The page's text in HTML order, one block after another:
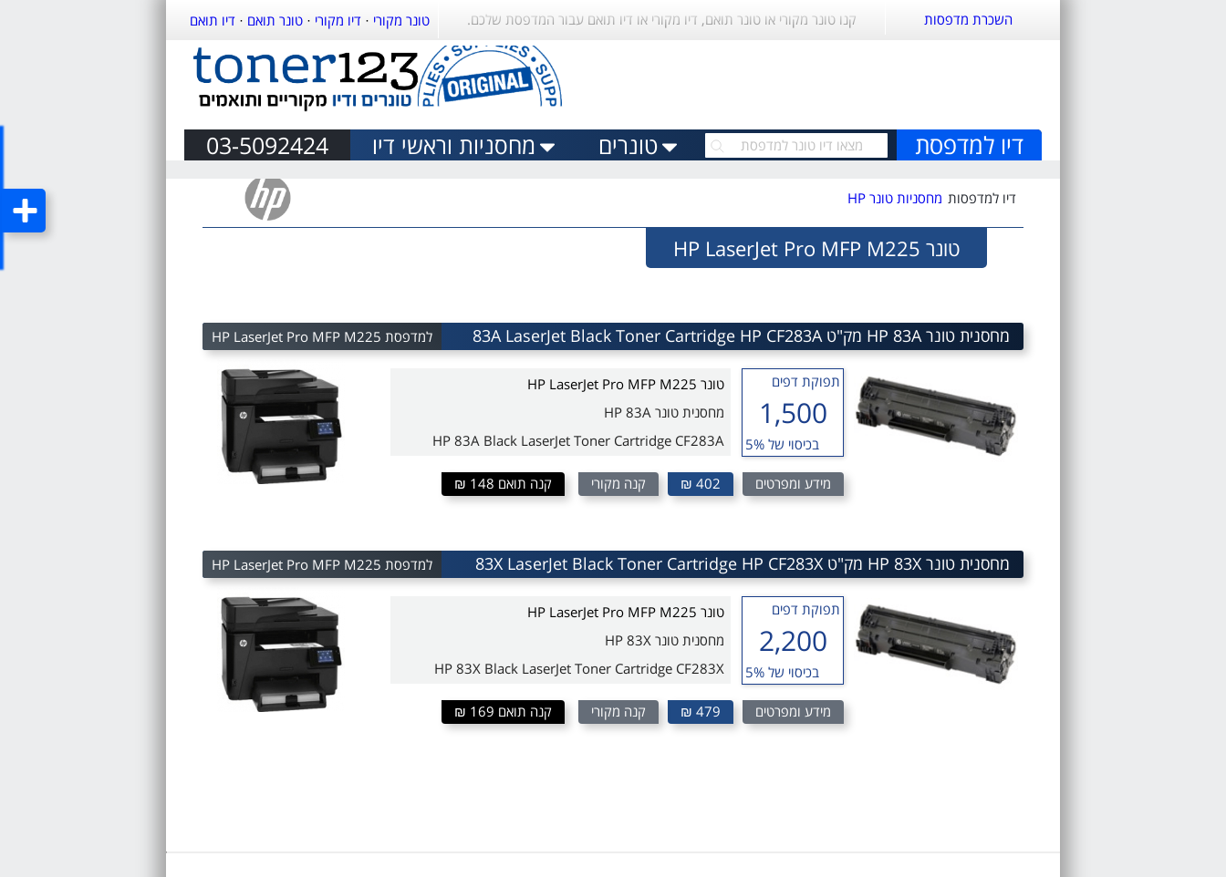
השכרת מדפסות קנו טונר מקורי או טונר תואם, דיו מקורי או דיו תואם עבור המדפסת שלכם. טונר מקורי · דיו מקורי · טונר תואם · דיו תואם
דיו למדפסת 03-5092424 מחסניות וראשי דיו טונרים
דיו למדפסות מחסניות טונר HP
טונר HP LaserJet Pro MFP M225
מחסנית טונר HP 83A מק"ט 83A LaserJet Black Toner Cartridge HP CF283A למדפסת HP LaserJet Pro MFP M225
תפוקת דפים
1,500
בכיסוי של 5%
טונר HP LaserJet Pro MFP M225
מחסנית טונר HP 83A
HP 83A Black LaserJet Toner Cartridge CF283A
מידע ומפרטים 402 ₪ קנה מקורי קנה תואם 148 ₪
מחסנית טונר HP 83X מק"ט 83X LaserJet Black Toner Cartridge HP CF283X למדפסת HP LaserJet Pro MFP M225
תפוקת דפים
2,200
בכיסוי של 5%
טונר HP LaserJet Pro MFP M225
מחסנית טונר HP 83X
HP 83X Black LaserJet Toner Cartridge CF283X
מידע ומפרטים 479 ₪ קנה מקורי קנה תואם 169 ₪